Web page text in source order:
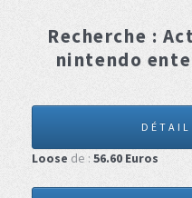
Recherche :
nintendo
Loose de : 56.60 Euros